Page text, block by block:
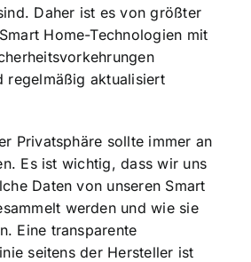
Daher ist es von größter
Smart Home-Technologien mit
regelmäßig aktualisiert
Privatsphäre sollte immer an
Es ist wichtig, dass wir uns
Daten von unseren Smart
werden und wie sie
Eine transparente
seitens der Hersteller ist